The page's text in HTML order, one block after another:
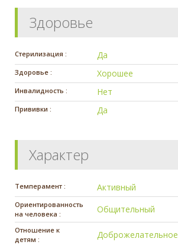
Здоровье
Стерилизация : Да
Здоровье : Хорошее
Инвалидность : Нет
Прививки : Да
Характер
Темперамент : Активный
Ориентированность
на человека :
Общительный
Отношение к
детям :
Доброжелательное